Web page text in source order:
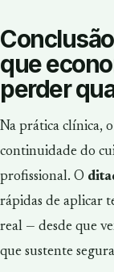
que
perder
Na prática clínica,
continuidade do
profissional. O
rápidas de aplicar
real — desde que
que sustente